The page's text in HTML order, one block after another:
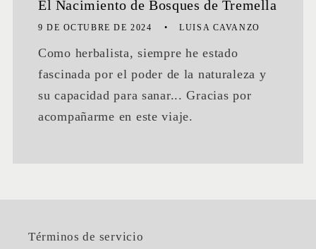
El Nacimiento de Bosques de Tremella
9 DE OCTUBRE DE 2024 LUISA CAVANZO
Como herbalista, siempre he estado
fascinada por el poder de la naturaleza y
su capacidad para sanar... Gracias por
acompañarme en este viaje.
Términos de servicio